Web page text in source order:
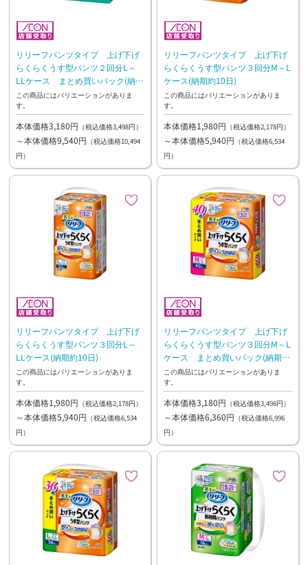
リリーフパンツタイプ 上げ下げ
らくらくうす型パンツ２回分L～
LLケース まとめ買いパック(納期
約10日)
この商品にはバリエーションがありま
す。
本体価格3,180円 （税込価格3,498円）
～本体価格9,540円 （税込価格10,494
円）
リリーフパンツタイプ 上げ下げ
らくらくうす型パンツ３回分M～L
ケース(納期約10日)
この商品にはバリエーションがありま
す。
本体価格1,980円 （税込価格2,178円）
～本体価格5,940円 （税込価格6,534
円）
リリーフパンツタイプ 上げ下げ
らくらくうす型パンツ３回分L～
LLケース(納期約10日)
この商品にはバリエーションがありま
す。
本体価格1,980円 （税込価格2,178円）
～本体価格5,940円 （税込価格6,534
円）
リリーフパンツタイプ 上げ下げ
らくらくうす型パンツ３回分M～L
ケース まとめ買いパック(納期約
10日)
この商品にはバリエーションがありま
す。
本体価格3,180円 （税込価格3,498円）
～本体価格6,360円 （税込価格6,996
円）